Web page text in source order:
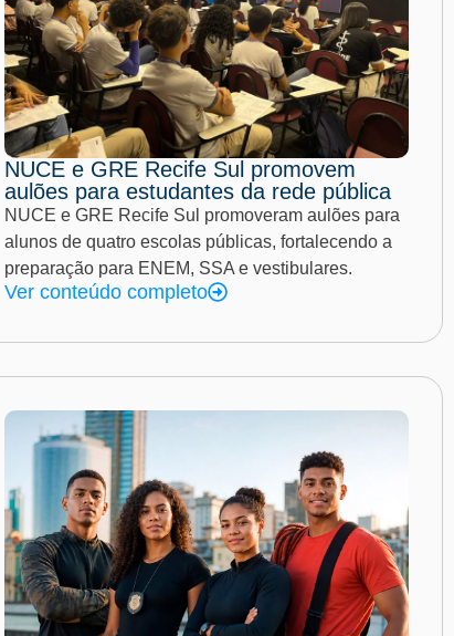
NUCE e GRE Recife Sul promovem
aulões para estudantes da rede pública
NUCE e GRE Recife Sul promoveram aulões para
alunos de quatro escolas públicas, fortalecendo a
preparação para ENEM, SSA e vestibulares.
Ver conteúdo completo